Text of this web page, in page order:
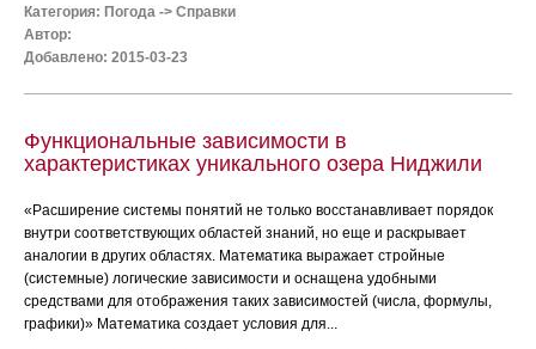
Категория: Погода -> Справки
Автор:
Добавлено: 2015-03-23
Функциональные зависимости в
характеристиках уникального озера Ниджили
«Расширение системы понятий не только восстанавливает порядок
внутри соответствующих областей знаний, но еще и раскрывает
аналогии в других областях. Математика выражает стройные
(системные) логические зависимости и оснащена удобными
средствами для отображения таких зависимостей (числа, формулы,
графики)» Математика создает условия для...